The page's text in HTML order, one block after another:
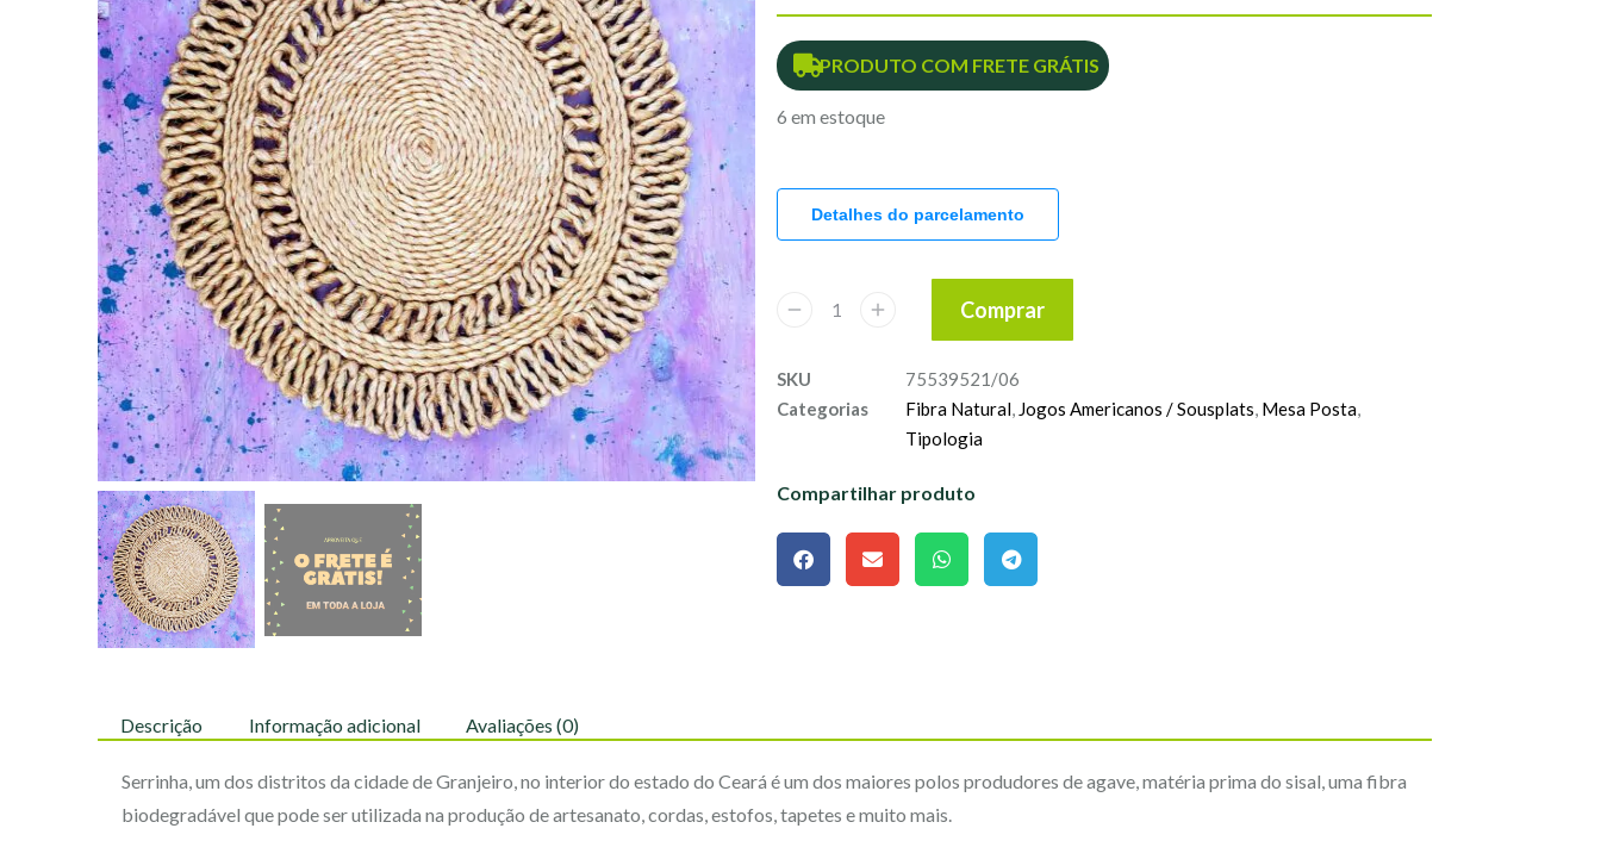
PRODUTO COM FRETE GRÁTIS
6 em estoque
Detalhes do parcelamento
Comprar
SKU
75539521/06
Categorias
Fibra Natural, Jogos Americanos / Sousplats, Mesa Posta,
Tipologia
Compartilhar produto
Descrição Informação adicional Avaliações (0)
Serrinha, um dos distritos da cidade de Granjeiro, no interior do estado do Ceará é um dos maiores polos produdores de agave, matéria prima do sisal, uma fibra
biodegradável que pode ser utilizada na produção de artesanato, cordas, estofos, tapetes e muito mais.